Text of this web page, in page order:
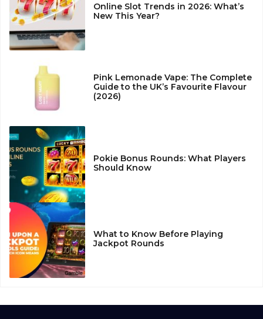
Online Slot Trends in 2026: What’s
New This Year?
Pink Lemonade Vape: The Complete
Guide to the UK’s Favourite Flavour
(2026)
Pokie Bonus Rounds: What Players
Should Know
What to Know Before Playing
Jackpot Rounds